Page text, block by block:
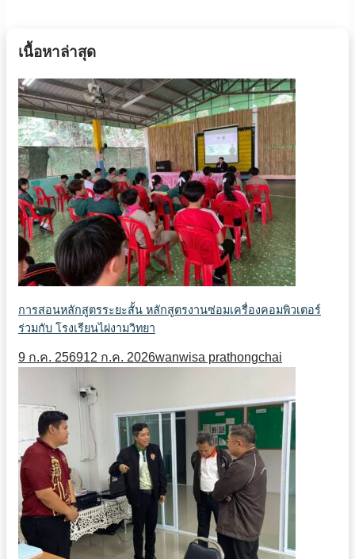
เนื้อหาล่าสุด
การสอนหลักสูตรระยะสั้น หลักสูตรงานซ่อมเครื่องคอมพิวเตอร์
ร่วมกับ โรงเรียนไผ่งามวิทยา
9 ก.ค. 256912 ก.ค. 2026wanwisa prathongchai